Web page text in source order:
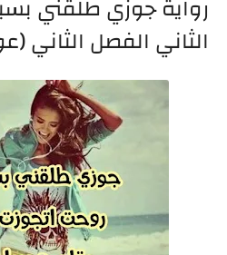
رواية جوزي طلقني
الثاني الفصل الثاني